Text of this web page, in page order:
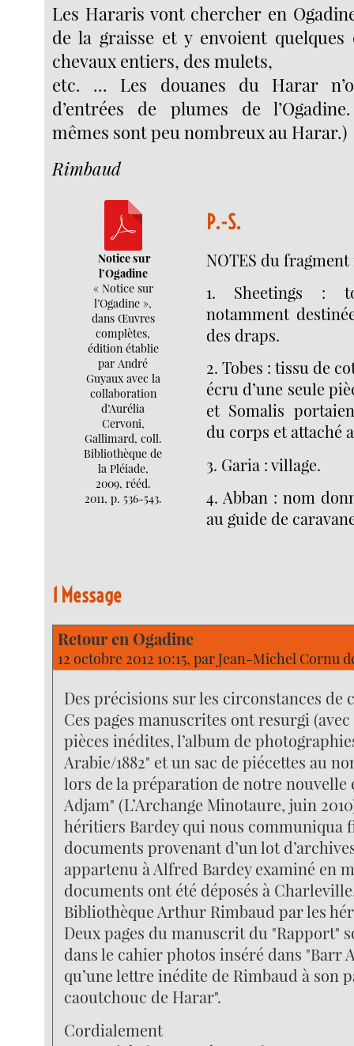
Les Hararis vont chercher en
de la graisse et y envoient quelques
chevaux entiers, des mulets,
etc. ... Les douanes du Harar
d’entrées de plumes de
mêmes sont peu nombreux au Harar.)
Rimbaud
Notice sur
l’Ogadine
« Notice sur
l’Ogadine »,
dans Œuvres
complètes,
édition établie
par André
Guyaux avec la
collaboration
d’Aurélia
Cervoni,
Gallimard, coll.
Bibliothèque de
la Pléiade,
2009, rééd.
2011, p. 536-543.
P.-S.
NOTES du
1. Sheetings :
notamment
des draps.
2. Tobes : tissu de
écru d’une seule
et Somalis
du corps et attaché
3. Garia : village.
4. Abban : nom
au guide de
1 Message
Retour en Ogadine
12 octobre 2012 10:15, parJean-Michel Cornu
Des précisions sur les circonstances de
Ces pages manuscrites ont resurgi
pièces inédites, l’album de
Arabie/1882" et un sac de piécettes au
lors de la préparation de notre nouvelle
Adjam" (L’Archange Minotaure, juin
héritiers Bardey qui nous communiqua
documents provenant d’un lot
appartenu à Alfred Bardey examiné en
documents ont été déposés à
Bibliothèque Arthur Rimbaud par les
Deux pages du manuscrit du "Rapport"
dans le cahier photos inséré dans "Barr
qu’une lettre inédite de Rimbaud à son
caoutchouc de Harar".
Cordialement